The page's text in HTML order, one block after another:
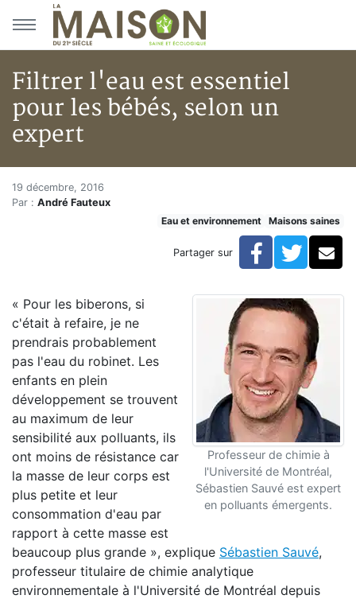
Aller au menu principal
Aller au contenu principal
Filtrer l'eau est essentiel
pour les bébés, selon un
expert
Accueil
Articles
Hypersensibilités environnementales
Filtrer l'eau est essentiel pour les bébés, selon un
Filtrer l'eau est essentiel pour
19 décembre, 2016
Par : André Fauteux
Eau et environnement
Maisons saines
Partager sur Facebook
Professeur de chimie à
l'Université de Montréal,
Sébastien Sauvé est expert
en polluants émergents.
« Pour les biberons, si
c'était à refaire, je ne
prendrais probablement
pas l'eau du robinet. Les
enfants en plein
développement se trouvent
au maximum de leur
sensibilité aux polluants, ils
ont moins de résistance car
la masse de leur corps est
plus petite et leur
consommation d'eau par
rapport à cette masse est
beaucoup plus grande », explique Sébastien Sauvé,
professeur titulaire de chimie analytique
environnementale à l'Université de Montréal depuis